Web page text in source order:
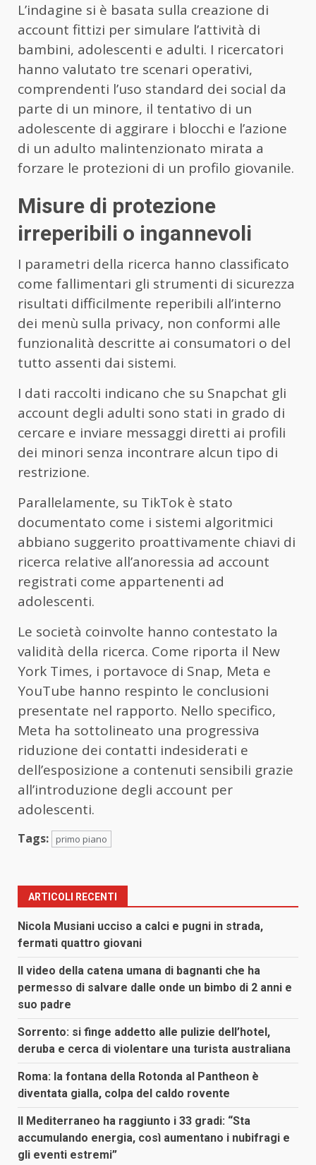
L’indagine si è basata sulla creazione di
account fittizi per simulare l’attività di
bambini, adolescenti e adulti. I ricercatori
hanno valutato tre scenari operativi,
comprendenti l’uso standard dei social da
parte di un minore, il tentativo di un
adolescente di aggirare i blocchi e l’azione
di un adulto malintenzionato mirata a
forzare le protezioni di un profilo giovanile.
Misure di protezione
irreperibili o ingannevoli
I parametri della ricerca hanno classificato
come fallimentari gli strumenti di sicurezza
risultati difficilmente reperibili all’interno
dei menù sulla privacy, non conformi alle
funzionalità descritte ai consumatori o del
tutto assenti dai sistemi.
I dati raccolti indicano che su Snapchat gli
account degli adulti sono stati in grado di
cercare e inviare messaggi diretti ai profili
dei minori senza incontrare alcun tipo di
restrizione.
Parallelamente, su TikTok è stato
documentato come i sistemi algoritmici
abbiano suggerito proattivamente chiavi di
ricerca relative all’anoressia ad account
registrati come appartenenti ad
adolescenti.
Le società coinvolte hanno contestato la
validità della ricerca. Come riporta il New
York Times, i portavoce di Snap, Meta e
YouTube hanno respinto le conclusioni
presentate nel rapporto. Nello specifico,
Meta ha sottolineato una progressiva
riduzione dei contatti indesiderati e
dell’esposizione a contenuti sensibili grazie
all’introduzione degli account per
adolescenti.
Tags: primo piano
ARTICOLI RECENTI
Nicola Musiani ucciso a calci e pugni in strada,
fermati quattro giovani
Il video della catena umana di bagnanti che ha
permesso di salvare dalle onde un bimbo di 2 anni e
suo padre
Sorrento: si finge addetto alle pulizie dell’hotel,
deruba e cerca di violentare una turista australiana
Roma: la fontana della Rotonda al Pantheon è
diventata gialla, colpa del caldo rovente
Il Mediterraneo ha raggiunto i 33 gradi: “Sta
accumulando energia, così aumentano i nubifragi e
gli eventi estremi”